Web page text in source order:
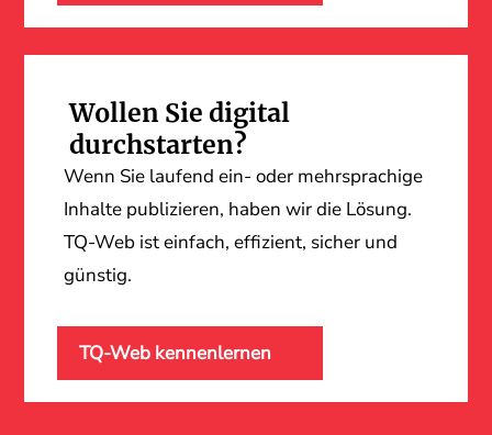
Wollen Sie digital
durchstarten?
Wenn Sie laufend ein- oder mehrsprachige
Inhalte publizieren, haben wir die Lösung.
TQ-Web ist einfach, effizient, sicher und
günstig.
TQ-Web kennenlernen